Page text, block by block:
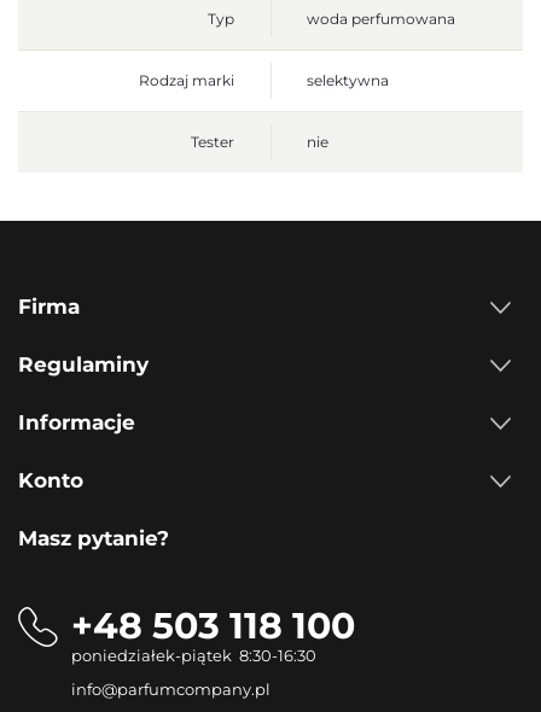
Typ woda perfumowana
Rodzaj marki selektywna
Tester nie
Firma
Regulaminy
Informacje
Konto
Masz pytanie?
+48 503 118 100
poniedziałek-piątek 8:30-16:30
info@parfumcompany.pl